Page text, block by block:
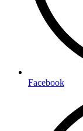
Facebook